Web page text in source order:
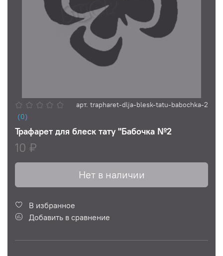
(0)
арт. trapharet-dlja-blesk-tatu-babochka-2
Трафарет для блеск тату "Бабочка №2
10 ₽
Нет в наличии
В избранное
Добавить в сравнение